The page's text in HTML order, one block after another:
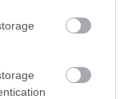
dioxid-
egy